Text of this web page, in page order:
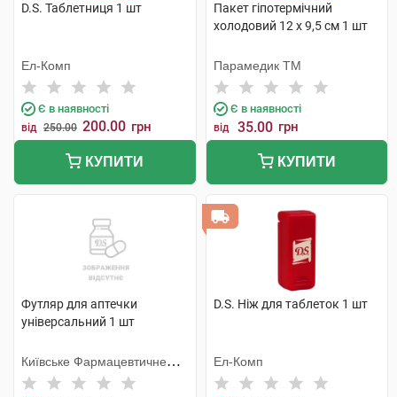
D.S. Таблетниця 1 шт
Ел-Комп
Є в наявності
від 250.00 200.00 грн
КУПИТИ
Пакет гіпотермічний
холодовий 12 x 9,5 см 1 шт
Парамедик ТМ
Є в наявності
від 35.00 грн
КУПИТИ
Футляр для аптечки
універсальний 1 шт
Київське Фармацевтичне
Товариство ТОВ (Україна)
D.S. Ніж для таблеток 1 шт
Ел-Комп